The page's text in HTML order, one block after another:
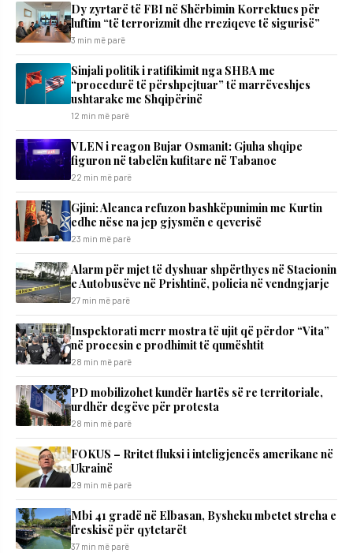
Dy zyrtarë të FBI në Shërbimin Korrektues për
luftim “të terrorizmit dhe rreziqeve të sigurisë”
3 min më parë
Sinjali politik i ratifikimit nga SHBA me
“procedurë të përshpejtuar” të marrëveshjes
ushtarake me Shqipërinë
12 min më parë
VLEN i reagon Bujar Osmanit: Gjuha shqipe
figuron në tabelën kufitare në Tabanoc
22 min më parë
​Gjini: Aleanca refuzon bashkëpunimin me Kurtin
edhe nëse na jep gjysmën e qeverisë
23 min më parë
Alarm për mjet të dyshuar shpërthyes në Stacionin
e Autobusëve në Prishtinë, policia në vendngjarje
27 min më parë
Inspektorati merr mostra të ujit që përdor “Vita”
në procesin e prodhimit të qumështit
28 min më parë
PD mobilizohet kundër hartës së re territoriale,
urdhër degëve për protesta
28 min më parë
FOKUS – Rritet fluksi i inteligjencës amerikane në
Ukrainë
29 min më parë
Mbi 41 gradë në Elbasan, Bysheku mbetet streha e
freskisë për qytetarët
37 min më parë